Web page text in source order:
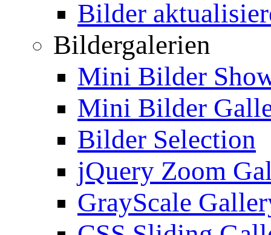
Bilder
Bildergalerien
Mini Bilder
Mini Bilder
Bilder Selection
jQuery Zoom
GrayScale